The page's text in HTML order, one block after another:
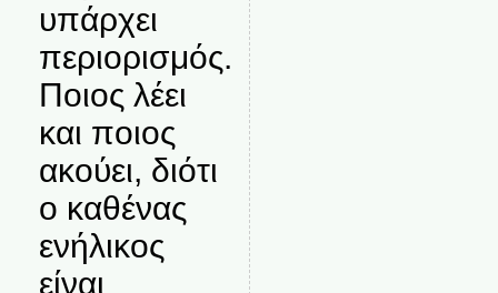
υπάρχει
περιορισμός.
Ποιος λέει
και ποιος
ακούει, διότι
ο καθένας
ενήλικος
είναι